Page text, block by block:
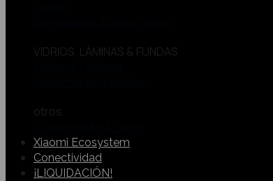
VIDRIOS, LÁMINAS & FUNDAS
otros
Xiaomi Ecosystem
Conectividad
¡LIQUIDACIÓN!